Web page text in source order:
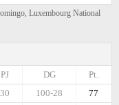
Luxembourg National
Pt.
DG
PJ
77
100-28
30